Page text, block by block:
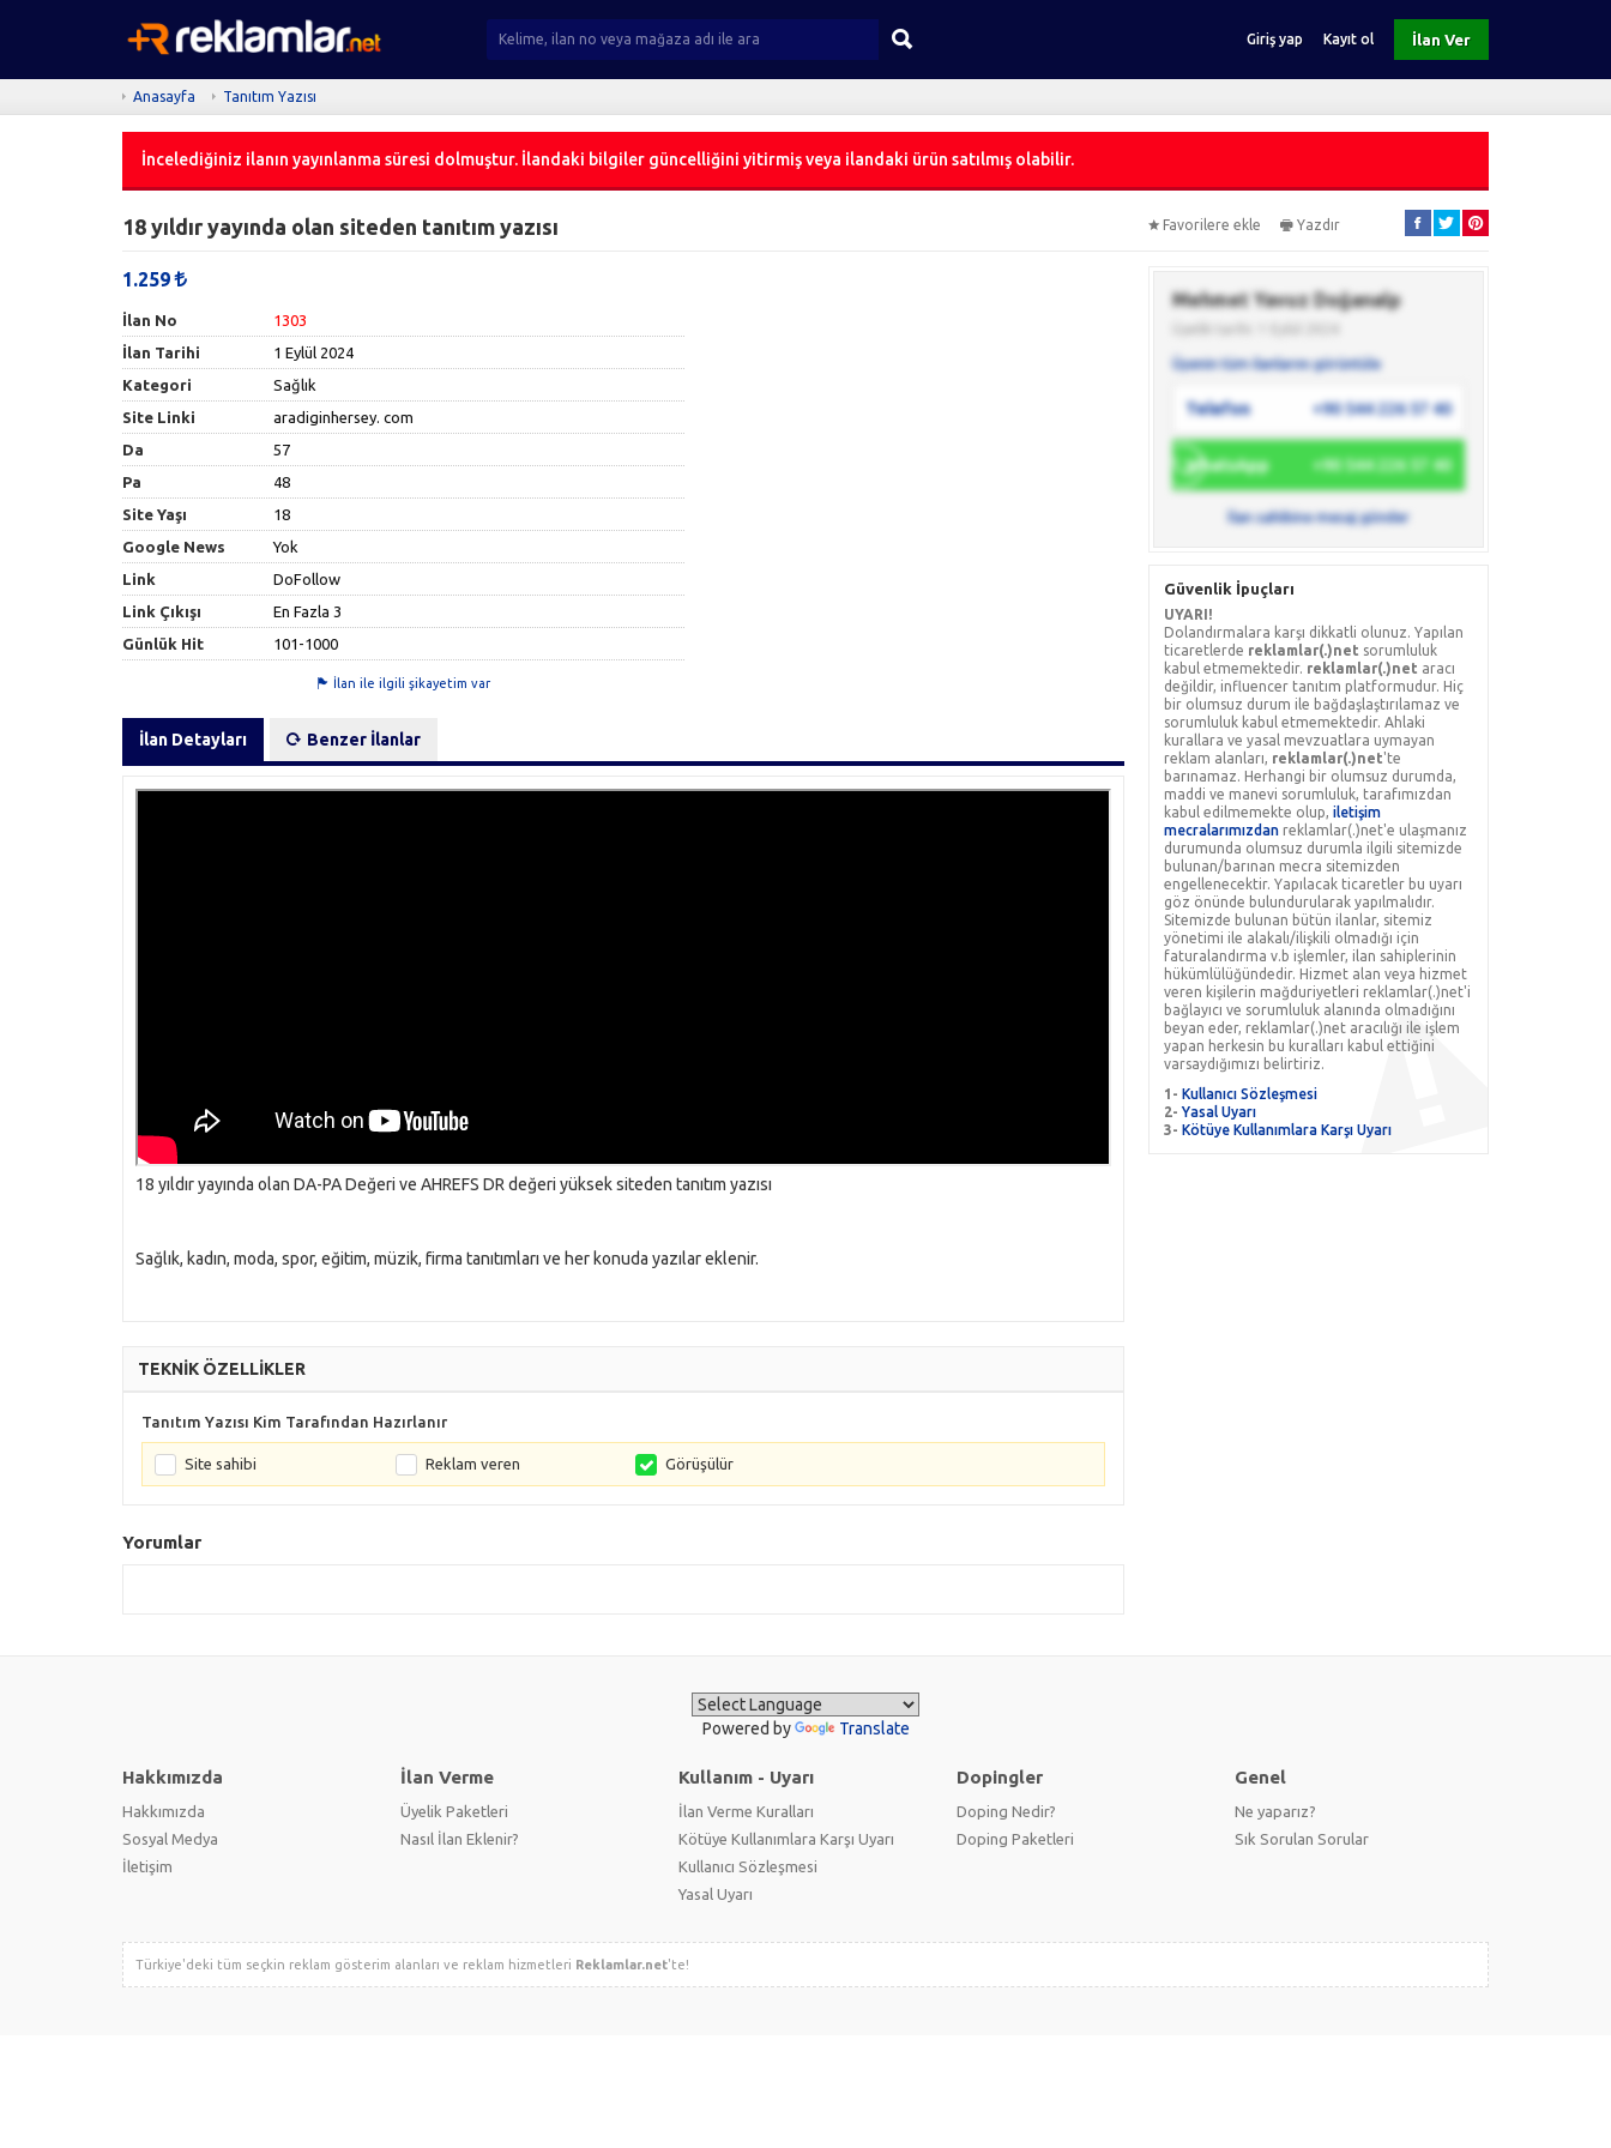
Giriş yap Kayıt ol İlan Ver
Anasayfa Tanıtım Yazısı
İncelediğiniz ilanın yayınlanma süresi dolmuştur. İlandaki bilgiler güncelliğini yitirmiş veya ilandaki ürün satılmış olabilir.
18 yıldır yayında olan siteden tanıtım yazısı Favorilere ekle Yazdır
1.259
İlan No
1303
İlan Tarihi
1 Eylül 2024
Kategori
Sağlık
Site Linki
aradiginhersey. com
Da
57
Pa
48
Site Yaşı
18
Google News
Yok
Link
DoFollow
Link Çıkışı
En Fazla 3
Günlük Hit
101-1000
İlan ile ilgili şikayetim var
İlan Detayları Benzer İlanlar
18 yıldır yayında olan DA-PA Değeri ve AHREFS DR değeri yüksek siteden tanıtım yazısı
Sağlık, kadın, moda, spor, eğitim, müzik, firma tanıtımları ve her konuda yazılar eklenir.
TEKNİK ÖZELLİKLER
Tanıtım Yazısı Kim Tarafından Hazırlanır
Site sahibi Reklam veren Görüşülür
Yorumlar
Mehmet Yavuz Doğanalp
Üyenin tüm ilanlarını görüntüle
Telefon +90 544 226 57 40
WhatsApp +90 544 226 57 40
İlan sahibine mesaj gönder
Güvenlik İpuçları
UYARI!
Dolandırmalara karşı dikkatli olunuz. Yapılan
ticaretlerde reklamlar(.)net sorumluluk
kabul etmemektedir. reklamlar(.)net aracı
değildir, influencer tanıtım platformudur. Hiç
bir olumsuz durum ile bağdaşlaştırılamaz ve
sorumluluk kabul etmemektedir. Ahlaki
kurallara ve yasal mevzuatlara uymayan
reklam alanları, reklamlar(.)net'te
barınamaz. Herhangi bir olumsuz durumda,
maddi ve manevi sorumluluk, tarafımızdan
kabul edilmemekte olup,iletişim
mecralarımızdan reklamlar(.)net'e ulaşmanız
durumunda olumsuz durumla ilgili sitemizde
bulunan/barınan mecra sitemizden
engellenecektir. Yapılacak ticaretler bu uyarı
göz önünde bulundurularak yapılmalıdır.
Sitemizde bulunan bütün ilanlar, sitemiz
yönetimi ile alakalı/ilişkili olmadığı için
faturalandırma v.b işlemler, ilan sahiplerinin
hükümlülüğündedir. Hizmet alan veya hizmet
veren kişilerin mağduriyetleri reklamlar(.)net'i
bağlayıcı ve sorumluluk alanında olmadığını
beyan eder, reklamlar(.)net aracılığı ile işlem
yapan herkesin bu kuralları kabul ettiğini
varsaydığımızı belirtiriz.
1-Kullanıcı Sözleşmesi
2-Yasal Uyarı
3-Kötüye Kullanımlara Karşı Uyarı
Powered by Translate
Hakkımızda
Hakkımızda
Sosyal Medya
İletişim
İlan Verme
Üyelik Paketleri
Nasıl İlan Eklenir?
Kullanım - Uyarı
İlan Verme Kuralları
Kötüye Kullanımlara Karşı Uyarı
Kullanıcı Sözleşmesi
Yasal Uyarı
Dopingler
Doping Nedir?
Doping Paketleri
Genel
Ne yaparız?
Sık Sorulan Sorular
Türkiye'deki tüm seçkin reklam gösterim alanları ve reklam hizmetleri Reklamlar.net'te!